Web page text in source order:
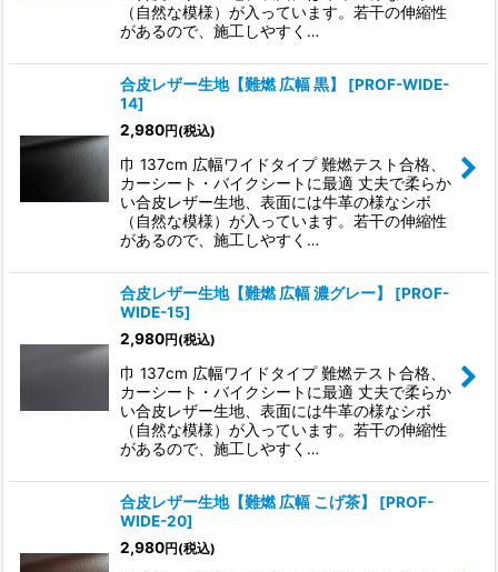
（自然な模様）が入っています。若干の伸縮性
があるので、施工しやすく…
合皮レザー生地【難燃 広幅 黒】 [PROF-WIDE-
14]
2,980円 (税込)
巾 137cm 広幅ワイドタイプ 難燃テスト合格、
カーシート・バイクシートに最適 丈夫で柔らか
い合皮レザー生地、表面には牛革の様なシボ
（自然な模様）が入っています。若干の伸縮性
があるので、施工しやすく…
合皮レザー生地【難燃 広幅 濃グレー】 [PROF-
WIDE-15]
2,980円 (税込)
巾 137cm 広幅ワイドタイプ 難燃テスト合格、
カーシート・バイクシートに最適 丈夫で柔らか
い合皮レザー生地、表面には牛革の様なシボ
（自然な模様）が入っています。若干の伸縮性
があるので、施工しやすく…
合皮レザー生地【難燃 広幅 こげ茶】 [PROF-
WIDE-20]
2,980円 (税込)